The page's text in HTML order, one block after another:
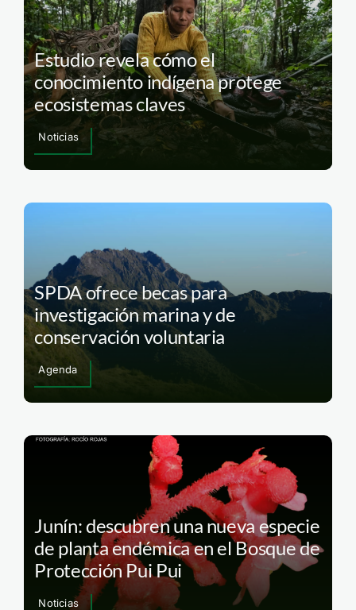
Estudio revela cómo el
conocimiento indígena protege
ecosistemas claves
Noticias
SPDA ofrece becas para
investigación marina y de
conservación voluntaria
Agenda
Junín: descubren una nueva especie
de planta endémica en el Bosque de
Protección Pui Pui
Noticias